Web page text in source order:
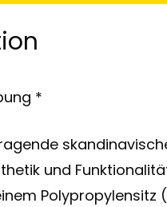
*
und
Polypropylensitz